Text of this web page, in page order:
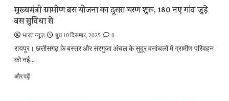
स्मरण
के
बारे
में
पढ़ें
मुख्यमंत्री ग्रामीण बस योजना का दूसरा चरण शुरू, 180 नए गांव जुड़े
बस सुविधा से
भारत न्यूज़ बुध 10 दिसम्बर, 2025
0
रायपुर। छत्तीसगढ़ के बस्तर और सरगुजा अंचल के सुदूर वनांचलों में ग्रामीण परिवहन
को नई...
और पढ़ेंमुख्यमंत्री